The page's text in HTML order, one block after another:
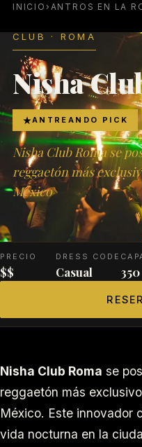
INICIO › ANTROS EN LA
CLUB · ROMA
Nisha
ANTREANDO PICK
Nisha Club Roma se
reggaetón más
México
PRECIO
$$
DRESS CODE
Casual 350
Nisha Club Roma se
reggaetón más
México. Este innovador
vida nocturna en la